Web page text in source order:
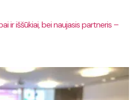
ir iššūkiai, bei naujasis partneris –